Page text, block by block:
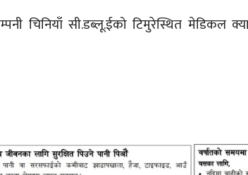
चिनियाँ सी.डब्लू.ईको टिमुरेस्थित मेडिकल